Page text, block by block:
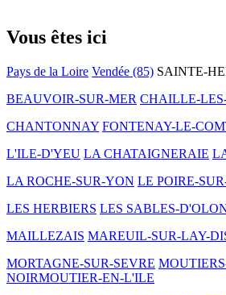
Vous êtes ici
Pays de la Loire Vendée (85) SAINTE-
BEAUVOIR-SUR-MER CHAILLE-
CHANTONNAY FONTENAY-LE-
L'ILE-D'YEU LA CHATAIGNERAIE
LA ROCHE-SUR-YON LE POIRE-
LES HERBIERS LES SABLES-
MAILLEZAIS MAREUIL-SUR-LAY-
MORTAGNE-SUR-SEVRE
NOIRMOUTIER-EN-L'ILE